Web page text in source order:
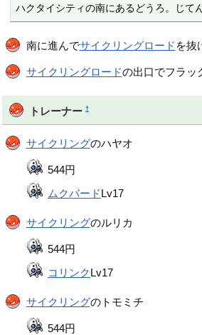
ハクタイシティの南にあるどうろ。じて
南に進んでサイクリングロード を抜
サイクリングロードの出口でフラッ
トレーナー †
サイクリングのハヤオ
544円
ムクバードLv17
サイクリングのルリカ
544円
コリンクLv17
サイクリングのトモミチ
544円